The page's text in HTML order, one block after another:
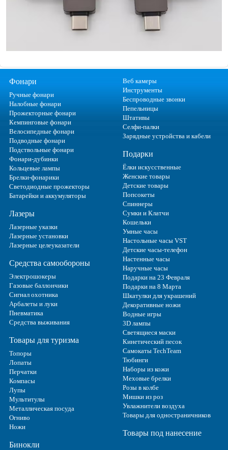
Фонари
Ручные фонари
Налобные фонари
Прожекторные фонари
Кемпинговые фонари
Велосипедные фонари
Подводные фонари
Подствольные фонари
Фонари-дубинки
Кольцевые лампы
Брелки-фонарики
Светодиодные прожекторы
Батарейки и аккумуляторы
Лазеры
Лазерные указки
Лазерные установки
Лазерные целеуказатели
Средства самообороны
Электрошокеры
Газовые баллончики
Сигнал охотника
Арбалеты и луки
Пневматика
Средства выживания
Товары для туризма
Топоры
Лопаты
Перчатки
Компасы
Лупы
Мультитулы
Металлическая посуда
Огниво
Ножи
Бинокли
Веб камеры
Инструменты
Беспроводные звонки
Пепельницы
Штативы
Селфи-палки
Зарядные устройства и кабели
Подарки
Ёлки искусственные
Женские товары
Детские товары
Попсокеты
Спиннеры
Сумки и Клатчи
Кошельки
Умные часы
Настольные часы VST
Детские часы-телефон
Настенные часы
Наручные часы
Подарки на 23 Февраля
Подарки на 8 Марта
Шкатулки для украшений
Декоративные ножи
Водные игры
3D лампы
Светящиеся маски
Кинетический песок
Самокаты TechTeam
Тюбинги
Наборы из кожи
Меховые брелки
Розы в колбе
Мишки из роз
Увлажнители воздуха
Товары для одностраничников
Товары под нанесение